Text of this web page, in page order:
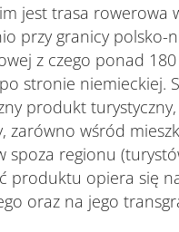
jest trasa rowerowa
przy granicy polsko-
z czego ponad
stronie niemieckiej.
produkt
zarówno wśród
spoza regionu
produktu opiera się
oraz na jego